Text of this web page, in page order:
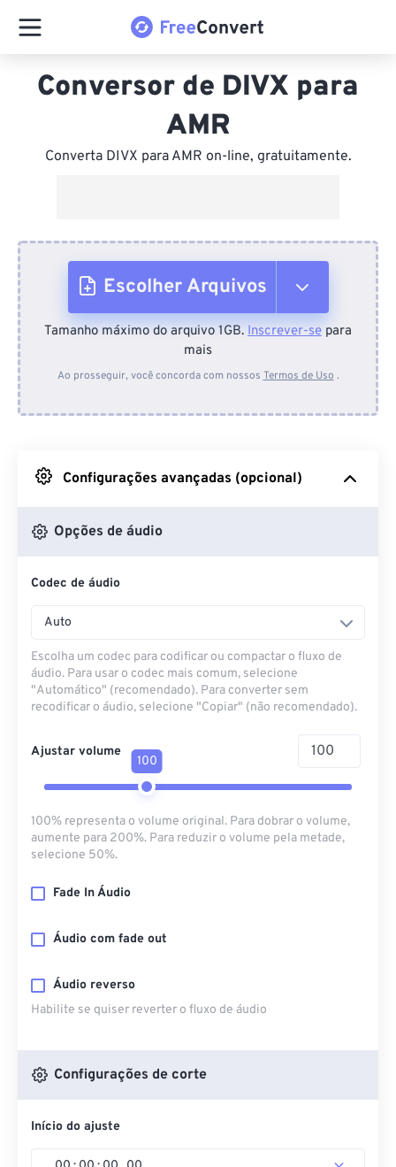
Conversor de DIVX para
AMR
Converta DIVX para AMR on-line, gratuitamente.
Escolher Arquivos
Do dispositivo
Do Google Drive
Do OneDrive
Tamanho máximo do arquivo 1GB. Inscrever-se para
mais
Ao prosseguir, você concorda com nossos Termos de Uso .
Configurações avançadas (opcional)
Opções de áudio
Codec de áudio
Auto
Escolha um codec para codificar ou compactar o fluxo de
áudio. Para usar o codec mais comum, selecione
"Automático" (recomendado). Para converter sem
recodificar o áudio, selecione "Copiar" (não recomendado).
Ajustar volume
100
100% representa o volume original. Para dobrar o volume,
aumente para 200%. Para reduzir o volume pela metade,
selecione 50%.
Fade In Áudio
Áudio com fade out
Áudio reverso
Habilite se quiser reverter o fluxo de áudio
Configurações de corte
Início do ajuste